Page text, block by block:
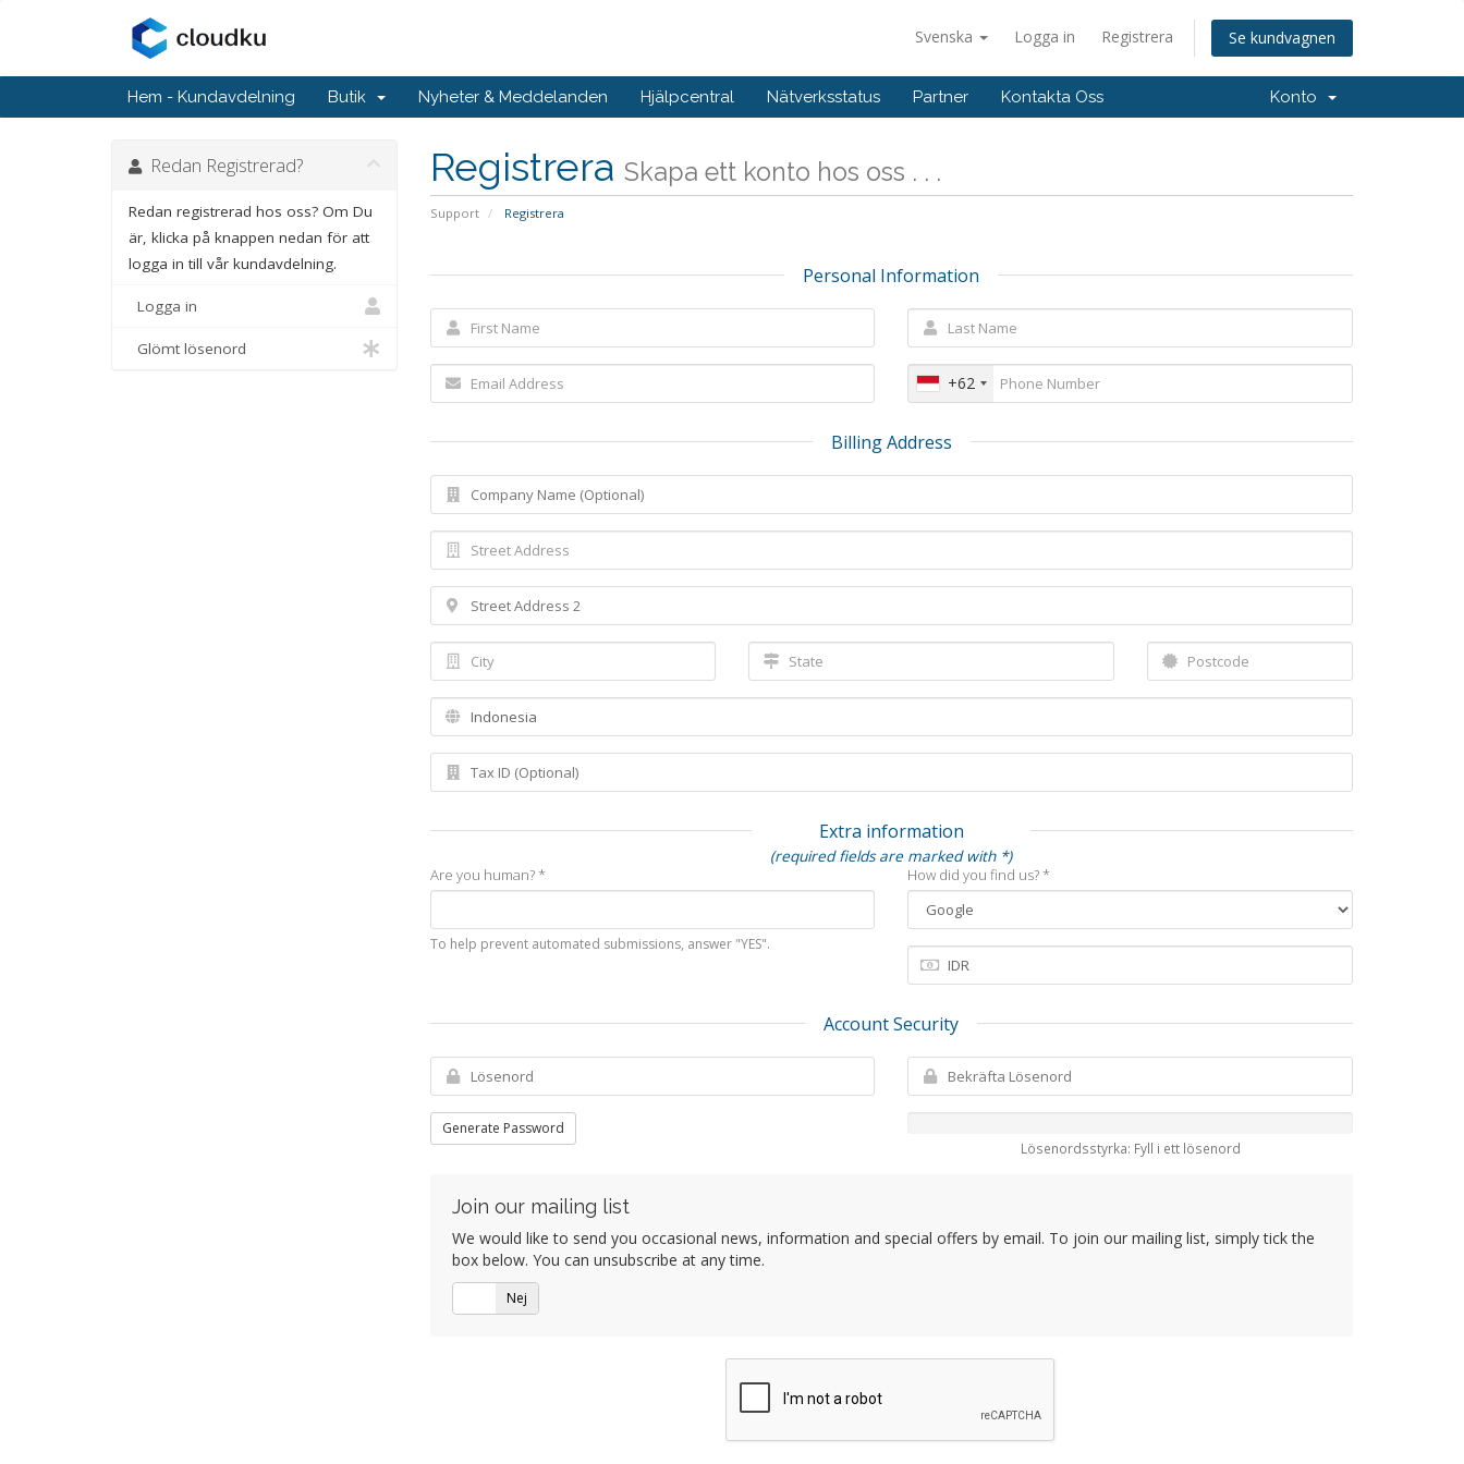
Svenska Logga in Registrera Se kundvagnen
Hem - Kundavdelning Butik Nyheter & Meddelanden Hjälpcentral Nätverksstatus Partner Kontakta Oss Konto
Registrera Skapa ett konto hos oss . . .
Support Registrera
Redan Registrerad?
Redan registrerad hos oss? Om Du
är, klicka på knappen nedan för att
logga in till vår kundavdelning.
Logga in
Glömt lösenord
Personal Information
+62
Billing Address
Extra information
(required fields are marked with *)
Are you human? *
To help prevent automated submissions, answer "YES".
How did you find us? *
Account Security
Generate Password
Lösenordsstyrka: Fyll i ett lösenord
Join our mailing list
We would like to send you occasional news, information and special offers by email. To join our mailing list, simply tick the
box below. You can unsubscribe at any time.
Nej